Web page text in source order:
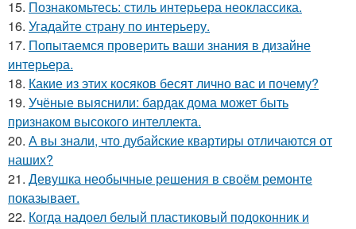
15. Познакомьтесь: стиль интерьера неоклассика.
16. Угадайте страну по интерьеру.
17. Попытаемся проверить ваши знания в дизайне
интерьера.
18. Какие из этих косяков бесят лично вас и почему?
19. Учёные выяснили: бардак дома может быть
признаком высокого интеллекта.
20. А вы знали, что дубайские квартиры отличаются от
наших?
21. Девушка необычные решения в своём ремонте
показывает.
22. Когда надоел белый пластиковый подоконник и